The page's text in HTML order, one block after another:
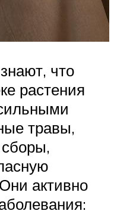
что
растения
травы,
активно